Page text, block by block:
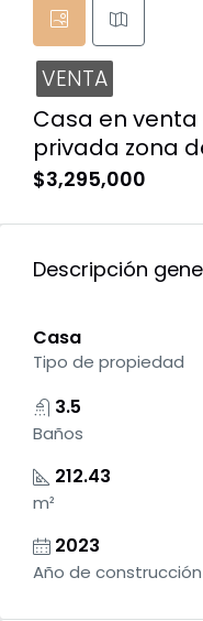
VENTA
Casa en
privada zona
$3,295,000
Descripción
Casa
Tipo de propiedad
3.5
Baños
212.43
m²
2023
Año de construcción